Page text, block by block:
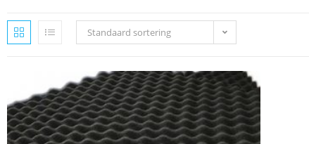
Standaard sortering